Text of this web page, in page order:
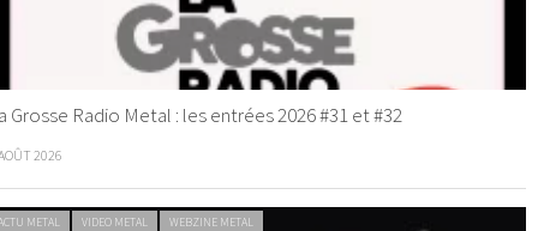
Grosse Radio Metal : les entrées 2026 #31 et #32
2026
METAL VIDEO METAL WEBZINE METAL